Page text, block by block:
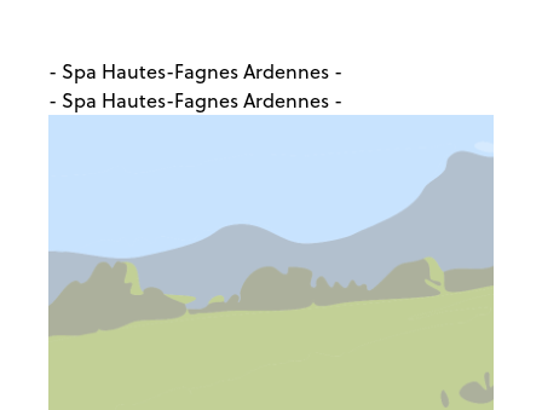
- Spa Hautes-Fagnes Ardennes -
- Spa Hautes-Fagnes Ardennes -